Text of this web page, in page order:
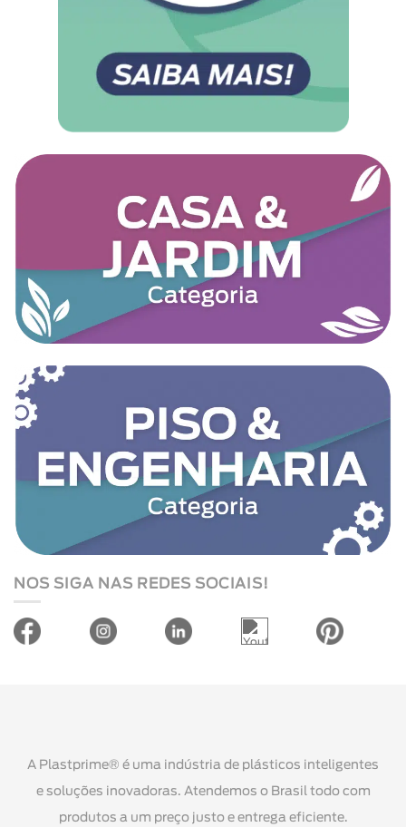
NOS SIGA NAS REDES SOCIAIS!
A Plastprime® é uma indústria de plásticos inteligentes
e soluções inovadoras. Atendemos o Brasil todo com
produtos a um preço justo e entrega eficiente.